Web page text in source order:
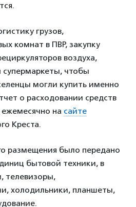
грузов,
комнат в ПВР, закупку
воздуха,
супермаркеты, чтобы
могли купить именно
о расходовании средств
на сайте
Креста.
размещения было передано
бытовой техники, в
телевизоры,
холодильники, планшеты,